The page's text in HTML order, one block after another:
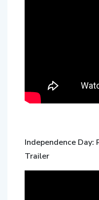
Independence Day:
Trailer